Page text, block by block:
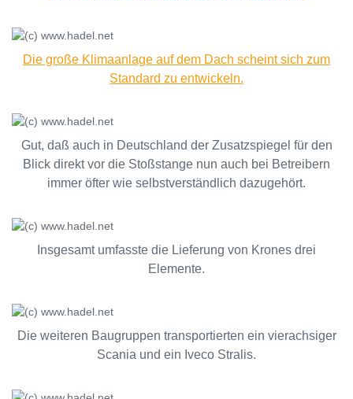
Die große Klimaanlage auf dem Dach scheint sich zum
Standard zu entwickeln.
Gut, daß auch in Deutschland der Zusatzspiegel für den
Blick direkt vor die Stoßstange nun auch bei Betreibern
immer öfter wie selbstverständlich dazugehört.
Insgesamt umfasste die Lieferung von Krones drei
Elemente.
Die weiteren Baugruppen transportierten ein vierachsiger
Scania und ein Iveco Stralis.